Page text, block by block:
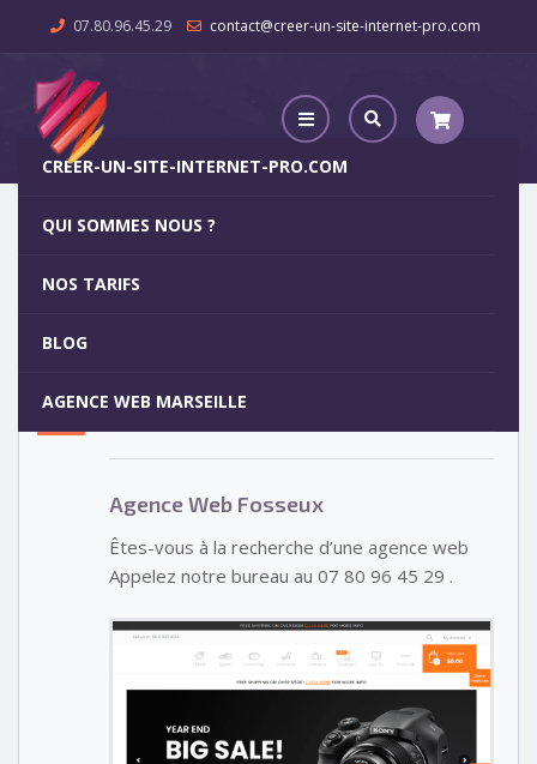
07.80.96.45.29 contact@creer-un-site-internet-pro.com
CREER-UN-SITE-INTERNET-PRO.COM
QUI SOMMES NOUS ?
NOS TARIFS
BLOG
AGENCE WEB MARSEILLE
Agence Web Fosseux
5
Votre site internet pour 29€
Agence Web Fosseux
Êtes-vous à la recherche d’une agence web
Appelez notre bureau au 07 80 96 45 29 .